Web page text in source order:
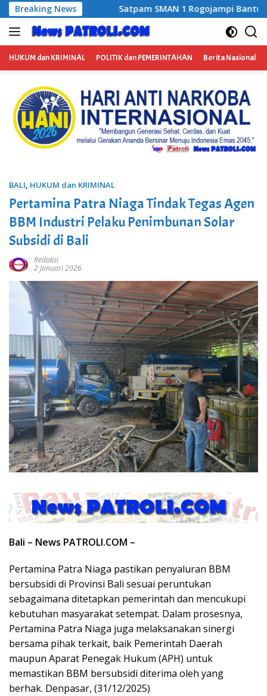
Langsung
ke
konten
Breaking News
1 Rogojampi Bantu Amankan Terduga Pengedar
HUKUM dan KRIMINAL POLITIK dan PEMERINTAHAN Berita Nasional
BALI, HUKUM dan KRIMINAL
Pertamina Patra Niaga Tindak Tegas Agen
BBM Industri Pelaku Penimbunan Solar
Subsidi di Bali
Redaksi
2 Januari 2026
Bali – News PATROLI.COM –
Pertamina Patra Niaga pastikan penyaluran BBM
bersubsidi di Provinsi Bali sesuai peruntukan
sebagaimana ditetapkan pemerintah dan mencukupi
kebutuhan masyarakat setempat. Dalam prosesnya,
Pertamina Patra Niaga juga melaksanakan sinergi
bersama pihak terkait, baik Pemerintah Daerah
maupun Aparat Penegak Hukum (APH) untuk
memastikan BBM bersubsidi diterima oleh yang
berhak. Denpasar, (31/12/2025)